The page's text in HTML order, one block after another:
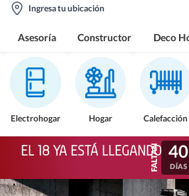
location-
Ingresa tu ubicación
Asesoría Constructor Deco
Electrohogar Hogar Calefacción
EL 18 YA ESTÁ LLEGANDO 40
DÍAS